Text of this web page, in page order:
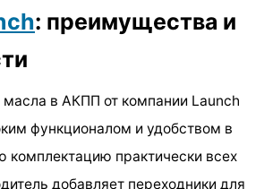
: преимущества и
в АКПП от компании Launch
функционалом и удобством в
комплектацию практически всех
добавляет переходники для